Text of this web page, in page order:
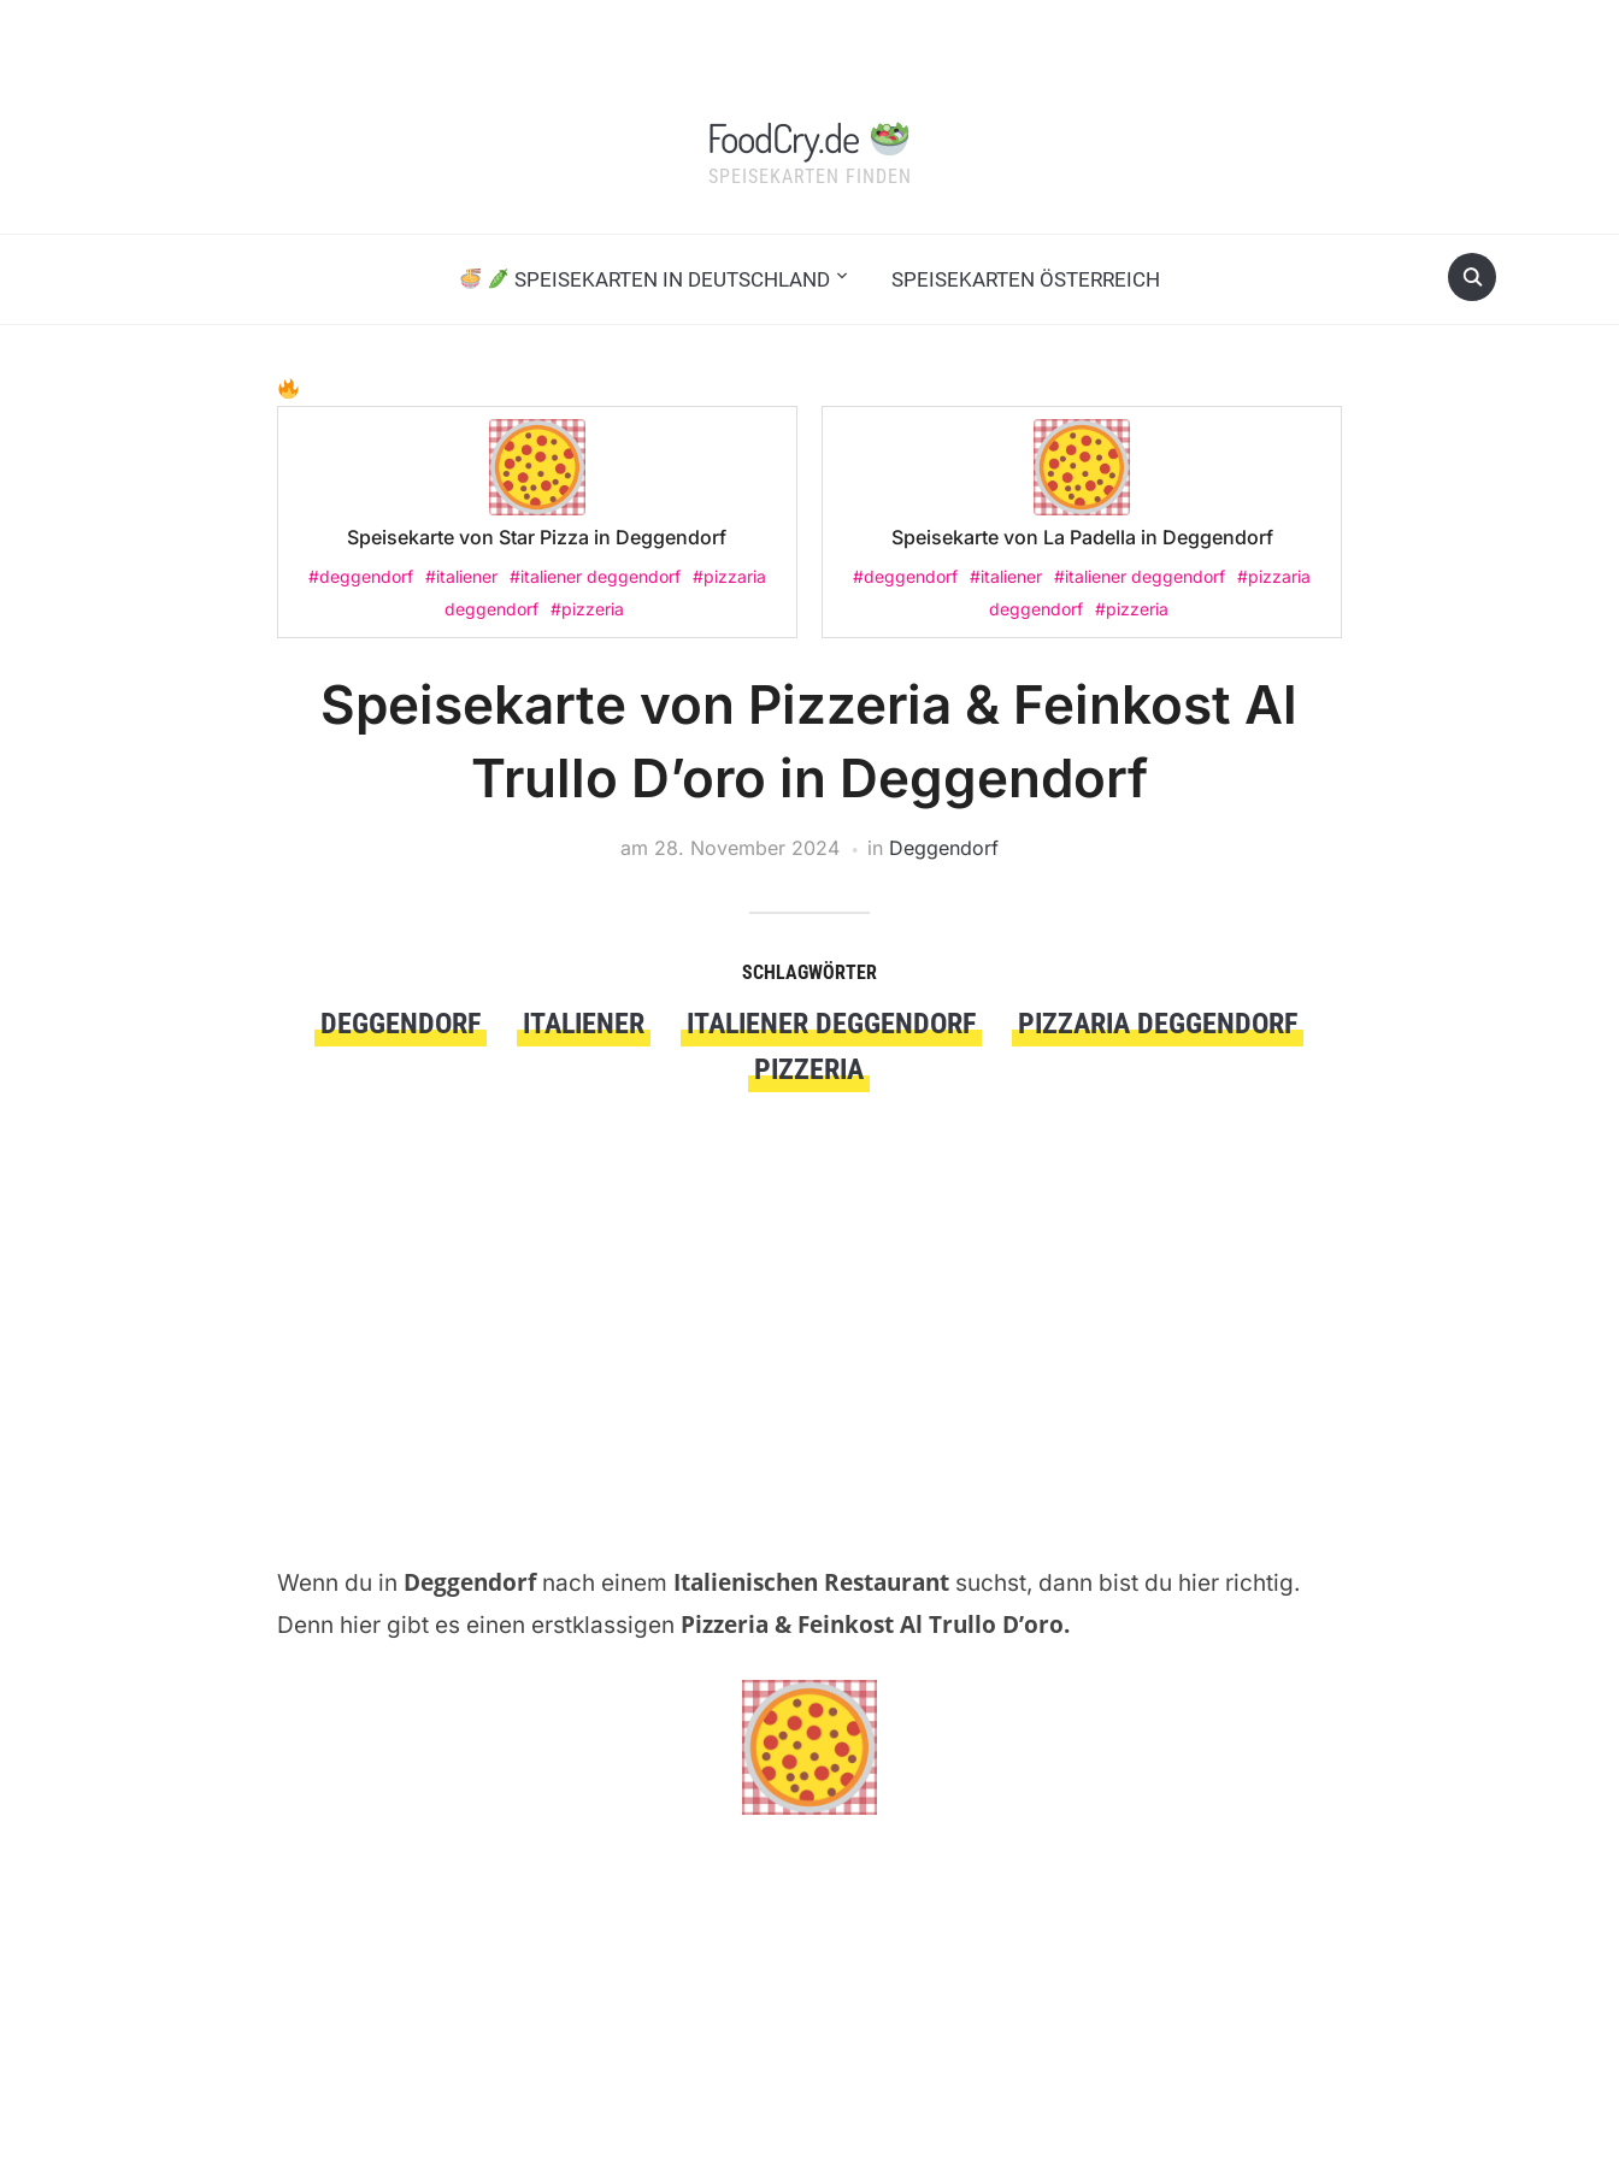
FoodCry.de
SPEISEKARTEN FINDEN
SPEISEKARTEN IN DEUTSCHLAND SPEISEKARTEN ÖSTERREICH
Speisekarte von Star Pizza in Deggendorf
#deggendorf #italiener #italiener deggendorf #pizzaria
deggendorf #pizzeria
Speisekarte von La Padella in Deggendorf
#deggendorf #italiener #italiener deggendorf #pizzaria
deggendorf #pizzeria
Speisekarte von Pizzeria & Feinkost Al
Trullo D’oro in Deggendorf
am 28. November 2024 in Deggendorf
SCHLAGWÖRTER
DEGGENDORF ITALIENER ITALIENER DEGGENDORF
PIZZARIA DEGGENDORF
PIZZERIA
Wenn du in Deggendorfnach einem Italienischen Restaurant suchst, dann bist du hier richtig.
Denn hier gibt es einen erstklassigen Pizzeria & Feinkost Al Trullo D’oro.